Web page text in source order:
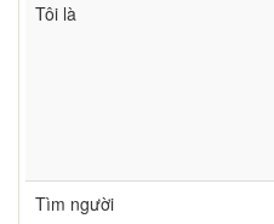
Tôi là
Tìm người